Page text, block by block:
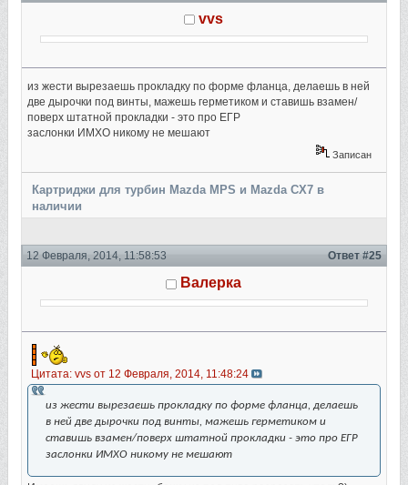
vvs
из жести вырезаешь прокладку по форме фланца, делаешь в ней
две дырочки под винты, мажешь герметиком и ставишь взамен/
поверх штатной прокладки - это про ЕГР
заслонки ИМХО никому не мешают
Записан
Картриджи для турбин Mazda MPS и Mazda CX7 в
наличии
12 Февраля, 2014, 11:58:53 Ответ #25
Валерка
Цитата: vvs от 12 Февраля, 2014, 11:48:24
из жести вырезаешь прокладку по форме фланца, делаешь
в ней две дырочки под винты, мажешь герметиком и
ставишь взамен/поверх штатной прокладки - это про ЕГР
заслонки ИМХО никому не мешают